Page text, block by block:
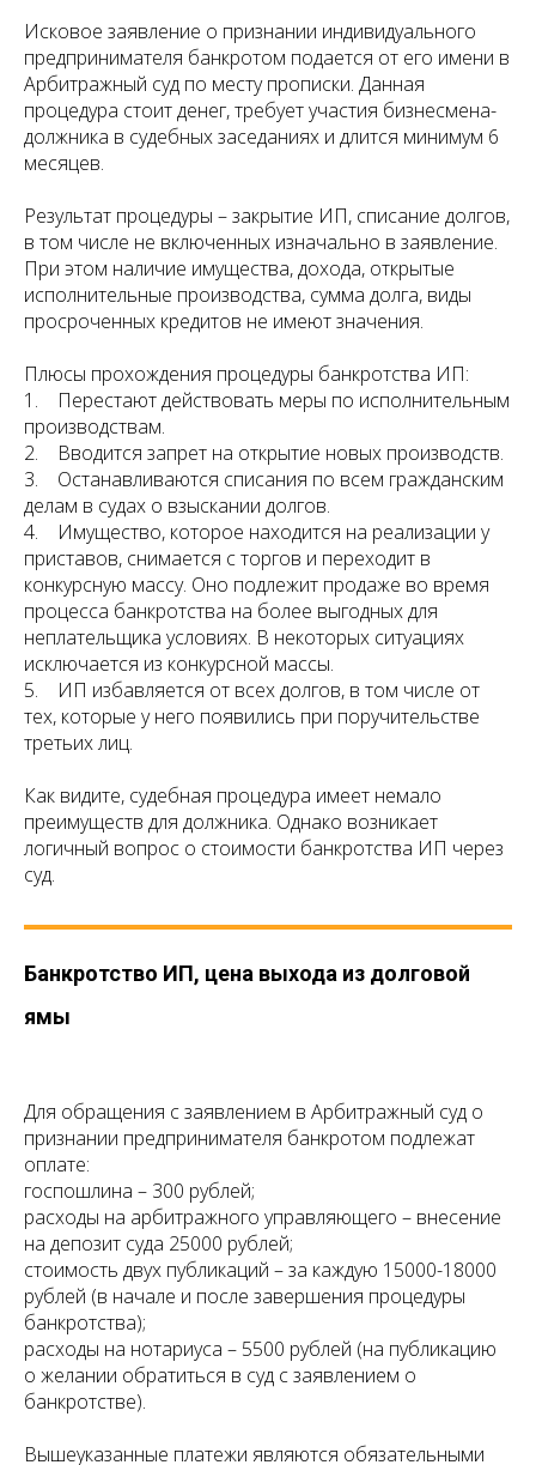
Исковое заявление о признании индивидуального
предпринимателя банкротом подается от его имени в
Арбитражный суд по месту прописки. Данная
процедура стоит денег, требует участия бизнесмена-
должника в судебных заседаниях и длится минимум 6
месяцев.
Результат процедуры – закрытие ИП, списание долгов,
в том числе не включенных изначально в заявление.
При этом наличие имущества, дохода, открытые
исполнительные производства, сумма долга, виды
просроченных кредитов не имеют значения.
Плюсы прохождения процедуры банкротства ИП:
1. Перестают действовать меры по исполнительным
производствам.
2. Вводится запрет на открытие новых производств.
3. Останавливаются списания по всем гражданским
делам в судах о взыскании долгов.
4. Имущество, которое находится на реализации у
приставов, снимается с торгов и переходит в
конкурсную массу. Оно подлежит продаже во время
процесса банкротства на более выгодных для
неплательщика условиях. В некоторых ситуациях
исключается из конкурсной массы.
5. ИП избавляется от всех долгов, в том числе от
тех, которые у него появились при поручительстве
третьих лиц.
Как видите, судебная процедура имеет немало
преимуществ для должника. Однако возникает
логичный вопрос о стоимости банкротства ИП через
суд.
Банкротство ИП, цена выхода из долговой
ямы
Для обращения с заявлением в Арбитражный суд о
признании предпринимателя банкротом подлежат
оплате:
госпошлина – 300 рублей;
расходы на арбитражного управляющего – внесение
на депозит суда 25000 рублей;
стоимость двух публикаций – за каждую 15000-18000
рублей (в начале и после завершения процедуры
банкротства);
расходы на нотариуса – 5500 рублей (на публикацию
о желании обратиться в суд с заявлением о
банкротстве).
Вышеуказанные платежи являются обязательными